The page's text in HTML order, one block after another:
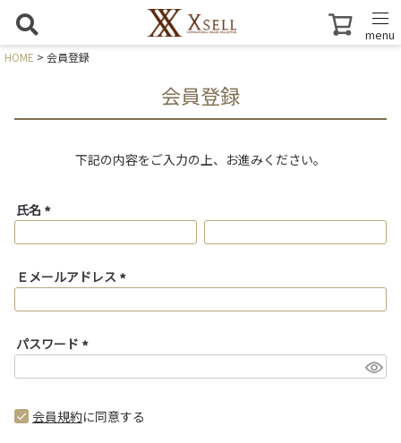
menu
HOME 会員登録
会員登録
下記の内容をご入力の上、お進みください。
氏名
必
)
Ｅメールアドレス
必
)
パスワード
必
)
会員規約に同意する